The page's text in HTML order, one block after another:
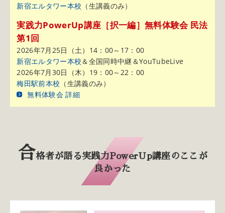
新宿エルタワー本校 （生講義のみ）
実践力PowerUp講座［択一編］無料体験会 民法
第1回
2026年7月25日（土）14：00～17：00
新宿エルタワー本校 ＆全国同時中継＆YouTubeLive
2026年7月30日（木）19：00～22：00
梅田駅前本校 （生講義のみ）
無料体験会 詳細
合格者が語る実践力PowerUp講座のここが
良かった